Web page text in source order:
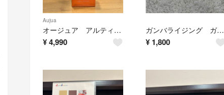
Aujua
オージュア アルティール シャンプー250ml
¥4,990
ガンバライジング ガンバレジェンズ カード
¥ 1,800